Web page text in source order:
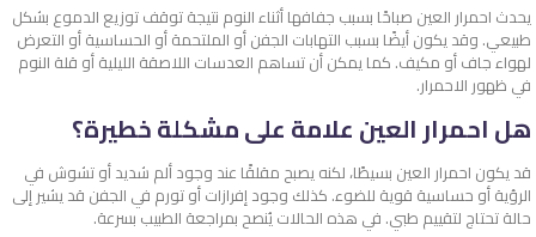
يحدث احمرار العين صباحًا بسبب جفافها أثناء النوم نتيجة توقف توزيع الدموع بشكل
طبيعي. وقد يكون أيضًا بسبب التهابات الجفن أو الملتحمة أو الحساسية أو التعرض
لهواء جاف أو مكيف. كما يمكن أن تساهم العدسات اللاصقة الليلية أو قلة النوم
في ظهور الاحمرار.
هل احمرار العين علامة على مشكلة خطيرة؟
قد يكون احمرار العين بسيطًا، لكنه يصبح مقلقًا عند وجود ألم شديد أو تشوش في
الرؤية أو حساسية قوية للضوء. كذلك وجود إفرازات أو تورم في الجفن قد يشير إلى
حالة تحتاج لتقييم طبي. في هذه الحالات يُنصح بمراجعة الطبيب بسرعة.